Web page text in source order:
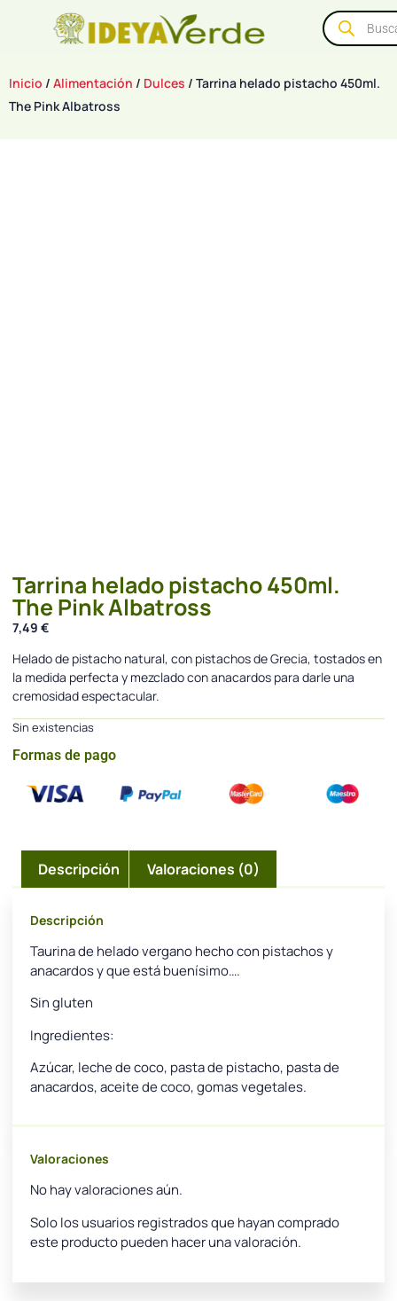
Inicio / Alimentación / Dulces / Tarrina helado pistacho 450ml.
The Pink Albatross
Tarrina helado pistacho 450ml.
The Pink Albatross
7,49 €
Helado de pistacho natural, con pistachos de Grecia, tostados en
la medida perfecta y mezclado con anacardos para darle una
cremosidad espectacular.
Sin existencias
Formas de pago
Descripción Valoraciones (0)
Descripción
Taurina de helado vergano hecho con pistachos y
anacardos y que está buenísimo….
Sin gluten
Ingredientes:
Azúcar, leche de coco, pasta de pistacho, pasta de
anacardos, aceite de coco, gomas vegetales.
Valoraciones
No hay valoraciones aún.
Solo los usuarios registrados que hayan comprado
este producto pueden hacer una valoración.